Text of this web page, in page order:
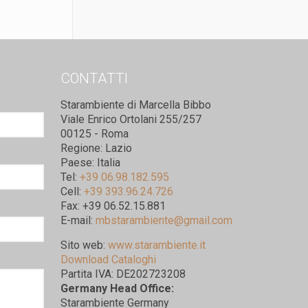
CONTATTI
Starambiente di Marcella Bibbo
Viale Enrico Ortolani 255/257
00125 - Roma
Regione: Lazio
Paese: Italia
Tel: +39 06.98.182.595
Cell: +39 393.96.24.726
Fax: +39 06.52.15.881
E-mail: mbstarambiente@gmail.com
Sito web: www.starambiente.it
Download Cataloghi
Partita IVA: DE202723208
Germany Head Office:
Starambiente Germany